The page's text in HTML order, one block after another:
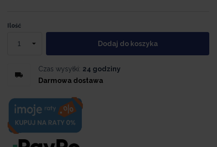
Ilość
Dodaj do koszyka
Czas wysyłki: 24 godziny
Darmowa dostawa